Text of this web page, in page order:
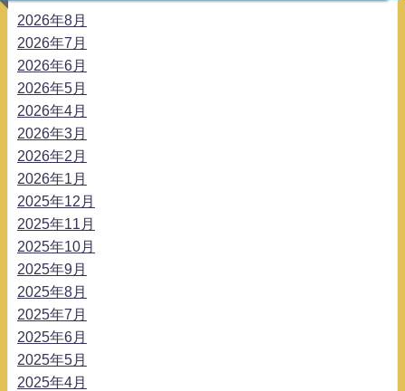
2026年8月
2026年7月
2026年6月
2026年5月
2026年4月
2026年3月
2026年2月
2026年1月
2025年12月
2025年11月
2025年10月
2025年9月
2025年8月
2025年7月
2025年6月
2025年5月
2025年4月